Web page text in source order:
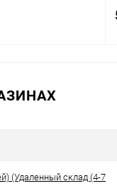
(Удаленный склад (4-7